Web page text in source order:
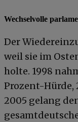
Wechselvolle
Der
weil sie im
holte. 1998
Prozent-Hürde,
2005 gelang